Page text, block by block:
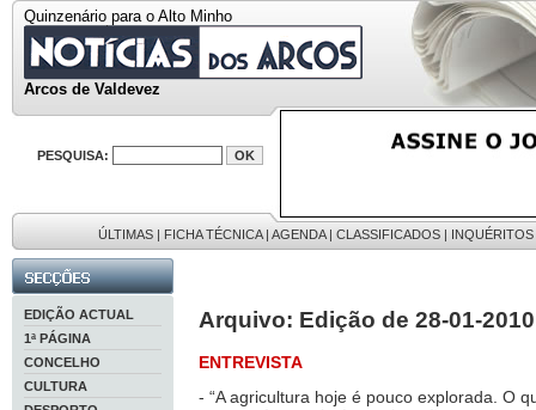
Quinzenário para o Alto Minho
Arcos de Valdevez
PESQUISA:
ÚLTIMAS | FICHA TÉCNICA| AGENDA| CLASSIFICADOS | INQUÉRITOS
EDIÇÃO ACTUAL
1ª PÁGINA
CONCELHO
CULTURA
Arquivo: Edição de 28-01-2010
ENTREVISTA
- “A agricultura hoje é pouco explorada. O